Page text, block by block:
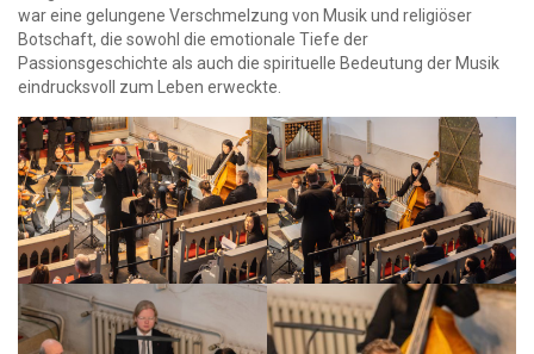
war eine gelungene Verschmelzung von Musik und religiöser
Botschaft, die sowohl die emotionale Tiefe der
Passionsgeschichte als auch die spirituelle Bedeutung der Musik
eindrucksvoll zum Leben erweckte.